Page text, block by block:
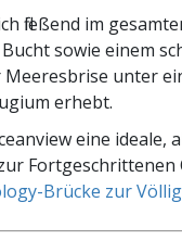
fließend im
sowie einem
unter
erhebt.
eine
Fortgeschrittenen
Brücke zur